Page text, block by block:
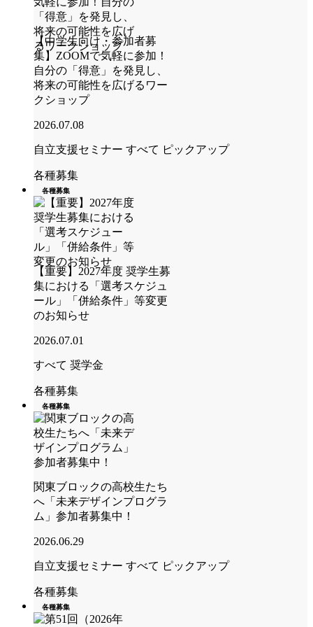
【中学生向け・参加者募
集】ZOOMで気軽に参加！
自分の「得意」を発見し、
将来の可能性を広げるワー
クショップ
2026.07.08
自立支援セミナー すべて ピックアップ
各種募集
各種募集
【重要】2027年度 奨学生募
集における「選考スケジュ
ール」「併給条件」等変更
のお知らせ
2026.07.01
すべて 奨学金
各種募集
各種募集
関東ブロックの高校生たち
へ「未来デザインプログラ
ム」参加者募集中！
2026.06.29
自立支援セミナー すべて ピックアップ
各種募集
各種募集